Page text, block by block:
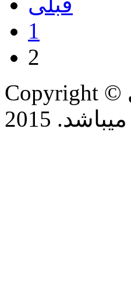
1
2
Copyright © تمام حقوق این وب سایت برای پایگاه خبری
2015